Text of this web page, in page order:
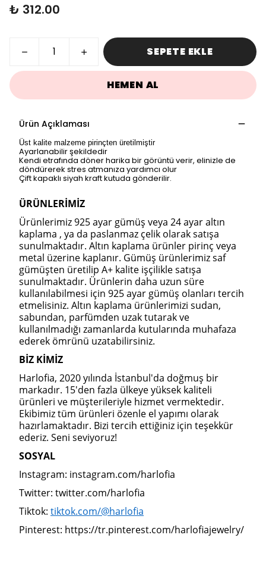
₺ 312.00
SEPETE EKLE
HEMEN AL
Ürün Açıklaması
Üst kalite malzeme pirinçten üretilmiştir
Ayarlanabilir şekildedir
Kendi etrafında döner harika bir görüntü verir, elinizle de
döndürerek stres atmanıza yardımcı olur
Çift kapaklı siyah kraft kutuda gönderilir.
ÜRÜNLERİMİZ
Ürünlerimiz 925 ayar gümüş veya 24 ayar altın
kaplama , ya da paslanmaz çelik olarak satışa
sunulmaktadır. Altın kaplama ürünler pirinç veya
metal üzerine kaplanır. Gümüş ürünlerimiz saf
gümüşten üretilip A+ kalite işçilikle satışa
sunulmaktadır. Ürünlerin daha uzun süre
kullanılabilmesi için 925 ayar gümüş olanları tercih
etmelisiniz. Altın kaplama ürünlerimizi sudan,
sabundan, parfümden uzak tutarak ve
kullanılmadığı zamanlarda kutularında muhafaza
ederek ömrünü uzatabilirsiniz.
BİZ KİMİZ
Harlofia, 2020 yılında İstanbul'da doğmuş bir
markadır. 15'den fazla ülkeye yüksek kaliteli
ürünleri ve müşterileriyle hizmet vermektedir.
Ekibimiz tüm ürünleri özenle el yapımı olarak
hazırlamaktadır. Bizi tercih ettiğiniz için teşekkür
ederiz. Seni seviyoruz!
SOSYAL
Instagram: instagram.com/harlofia
Twitter: twitter.com/harlofia
Tiktok: tiktok.com/@harlofia
Pinterest: https://tr.pinterest.com/harlofiajewelry/